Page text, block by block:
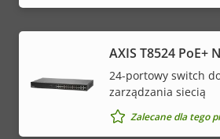
AXIS T8524 PoE+
24-portowy switch
zarządzania siecią
Zalecane dla tego